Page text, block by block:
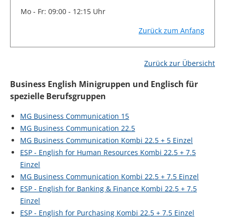
Mo - Fr: 09:00 - 12:15 Uhr
Zurück zum Anfang
Zurück zur Übersicht
Business English Minigruppen und Englisch für
spezielle Berufsgruppen
MG Business Communication 15
MG Business Communication 22.5
MG Business Communication Kombi 22.5 + 5 Einzel
ESP - English for Human Resources Kombi 22.5 + 7.5
Einzel
MG Business Communication Kombi 22.5 + 7.5 Einzel
ESP - English for Banking & Finance Kombi 22.5 + 7.5
Einzel
ESP - English for Purchasing Kombi 22.5 + 7.5 Einzel